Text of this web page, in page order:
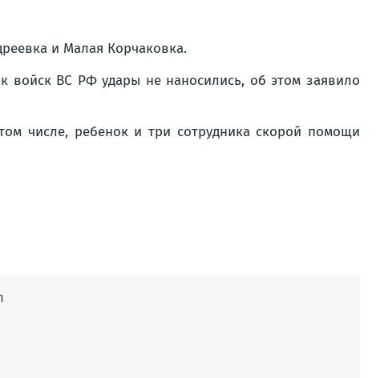
и Малая Корчаковка.
войск ВС РФ удары не наносились, об этом заявило
числе, ребенок и три сотрудника скорой помощи